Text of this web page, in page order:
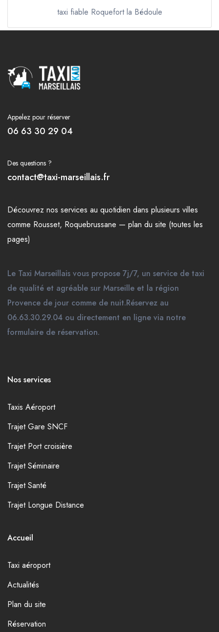
taxi fiable Roquefort la Bédoule
Appelez pour réserver
06 63 30 29 04
Des questions ?
contact@taxi-marseillais.fr
Découvrez nos services au quotidien dans plusieurs villes
comme Rousset, Roquebrussane — plan du site (toutes les
pages)
Le Taxi Marseillais vous propose 7j/7, un service de taxi
de qualité et agréable sur Marseille et la région
Provence de jour comme de nuit.Réservez au
06.63.30.29.04 ou directement en ligne via notre
formulaire de réservation.
Nos services
Taxis Aéroport
Trajet Gare SNCF
Trajet Port croisière
Trajet Séminaire
Trajet Santé
Trajet Longue Distance
Accueil
Taxi aéroport
Actualités
Plan du site
Réservation